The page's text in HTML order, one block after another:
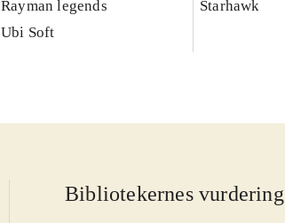
Rayman legends
Ubi Soft
Starhawk
Bibliotekernes vurdering